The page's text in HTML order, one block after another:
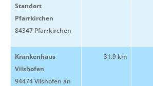
Standort
Pfarrkirchen
84347 Pfarrkirchen
Krankenhaus
Vilshofen
94474 Vilshofen an
31.9 km